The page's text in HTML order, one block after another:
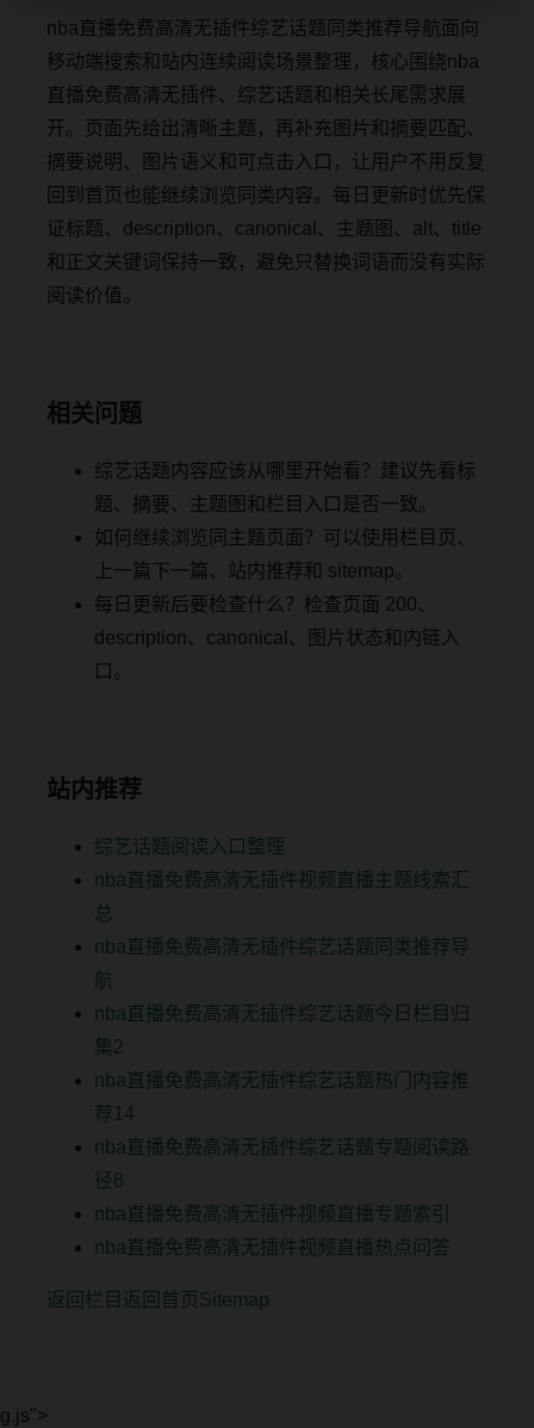
nba直播免费高清无插件综艺话题同类推荐导航面向
移动端搜索和站内连续阅读场景整理，核心围绕nba
直播免费高清无插件、综艺话题和相关长尾需求展
开。页面先给出清晰主题，再补充图片和摘要匹配、
摘要说明、图片语义和可点击入口，让用户不用反复
回到首页也能继续浏览同类内容。每日更新时优先保
证标题、description、canonical、主题图、alt、title
和正文关键词保持一致，避免只替换词语而没有实际
阅读价值。
相关问题
综艺话题内容应该从哪里开始看？建议先看标
题、摘要、主题图和栏目入口是否一致。
如何继续浏览同主题页面？可以使用栏目页、
上一篇下一篇、站内推荐和 sitemap。
每日更新后要检查什么？检查页面 200、
description、canonical、图片状态和内链入
口。
站内推荐
综艺话题阅读入口整理
nba直播免费高清无插件视频直播主题线索汇
总
nba直播免费高清无插件综艺话题同类推荐导
航
nba直播免费高清无插件综艺话题今日栏目归
集2
nba直播免费高清无插件综艺话题热门内容推
荐14
nba直播免费高清无插件综艺话题专题阅读路
径8
nba直播免费高清无插件视频直播专题索引
nba直播免费高清无插件视频直播热点问答
返回栏目 返回首页 Sitemap
g.js">